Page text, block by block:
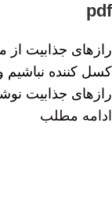
pdf
رازهای جذابیت
کسل کننده
رازهای جذابیت
ادامه مطلب